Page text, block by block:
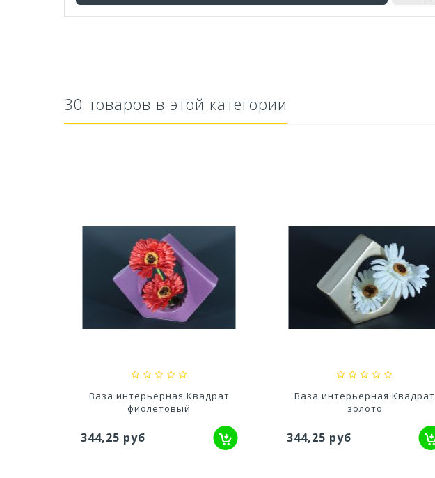
Кашпо Грация прайм (1,3л)
Цв. Антрацит...
Кашпо Грация прайм (2,25л)
Цвет Белый...
30 товаров в этой категории
Ваза интерьерная Квадрат
фиолетовый
344,25 руб
Ваза интерьерная Квадрат
золото
344,25 руб